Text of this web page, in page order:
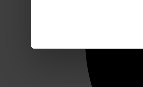
Uw apparaat
Lees meer over hoe uw
We gebruiken cookies om
websiteverkeer te
media, adverteren en